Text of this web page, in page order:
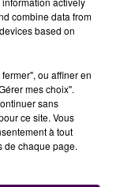
rapide et la
combine data from
based on
ou affiner en
mes choix".
sans
ce site. Vous
à tout
de chaque page.